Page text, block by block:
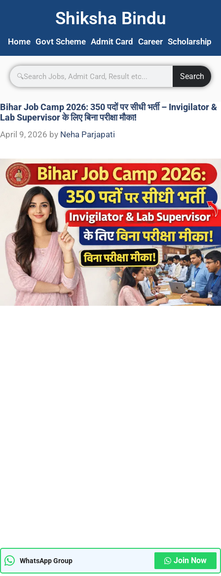
Shiksha Bindu
Home Govt Scheme Admit Card Career Scholarship
Search
Bihar Job Camp 2026: 350 पदों पर सीधी भर्ती – Invigilator &
Lab Supervisor के लिए बिना परीक्षा मौका!
April 9, 2026 by Neha Parjapati
WhatsApp Group Join Now